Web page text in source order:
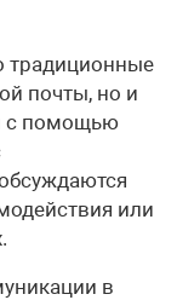
традиционные
почты, но и
с помощью
или
в